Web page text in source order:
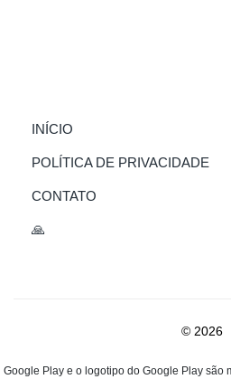
INÍCIO
POLÍTICA DE PRIVACIDADE
CONTATO
🙏
© 2026
Google Play e o logotipo do Google Play são